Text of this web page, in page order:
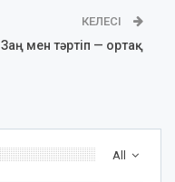
КЕЛЕСІ
Заң мен тәртіп — ортақ
All